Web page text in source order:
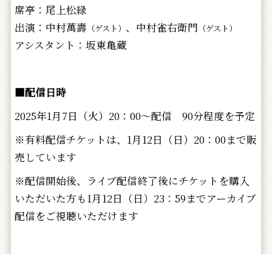
席亭：尾上松緑
出演：中村萬壽 （ゲスト） 、中村雀右衛門 （ゲスト）
アシスタント：坂東亀蔵
■配信日時
2025年1月7日（火）20：00～配信 90分程度を予定
※有料配信チケットは、1月12日（日）20：00まで販
売しています
※配信開始後、ライブ配信終了後にチケットを購入
いただいた方も1月12日（日）23：59までアーカイブ
配信をご視聴いただけます